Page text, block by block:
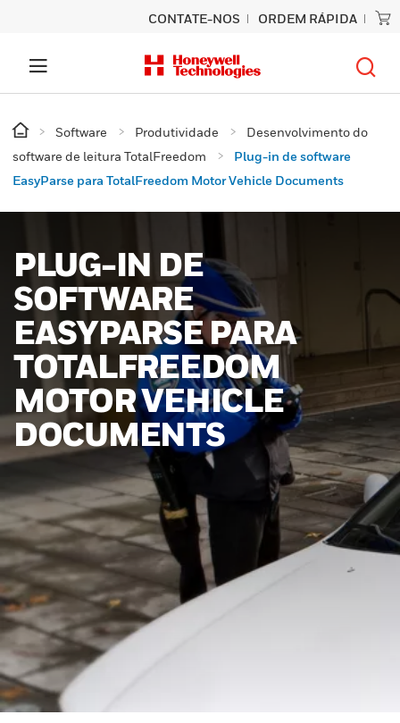
CONTATE-NOS ORDEM RÁPIDA
Software Produtividade
Desenvolvimento do
software de leitura TotalFreedom
Plug-in de software
EasyParse para TotalFreedom Motor Vehicle Documents
PLUG-IN DE
SOFTWARE
EASYPARSE PARA
TOTALFREEDOM
MOTOR VEHICLE
DOCUMENTS